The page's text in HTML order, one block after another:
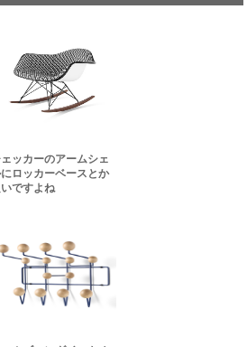
ッカーのアームシェ
ロッカーベースとか
いですよね